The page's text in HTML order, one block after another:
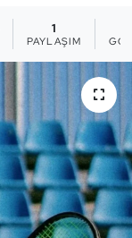
1
PAYLAŞIM